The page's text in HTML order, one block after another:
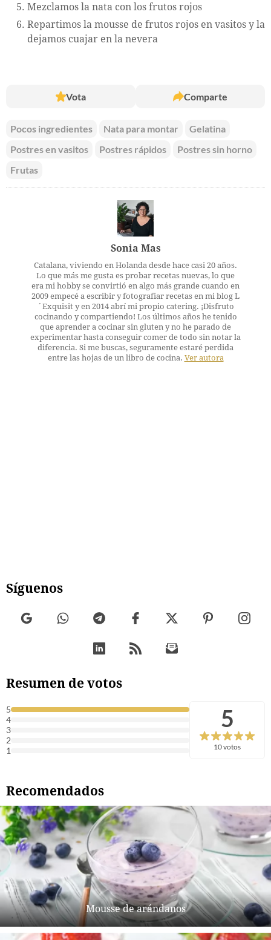
Mezclamos la nata con los frutos rojos
Repartimos la mousse de frutos rojos en vasitos y la
dejamos cuajar en la nevera
Vota Comparte
Pocos ingredientes Nata para montar
Gelatina
Postres en vasitos
Postres rápidos
Postres sin horno
Frutas
Sonia Mas
Catalana, viviendo en Holanda desde hace casi 20 años.
Lo que más me gusta es probar recetas nuevas, lo que
era mi hobby se convirtió en algo más grande cuando en
2009 empecé a escribir y fotografiar recetas en mi blog L
´Exquisit y en 2014 abrí mi propio catering. ¡Disfruto
cocinando y compartiendo! Los últimos años he tenido
que aprender a cocinar sin gluten y no he parado de
experimentar hasta conseguir comer de todo sin notar la
diferencia. Si me buscas, seguramente estaré perdida
entre las hojas de un libro de cocina. Ver autora
Síguenos
Resumen de votos
5
4
3
2
1
5
10 votos
Recomendados
Mousse de arándanos